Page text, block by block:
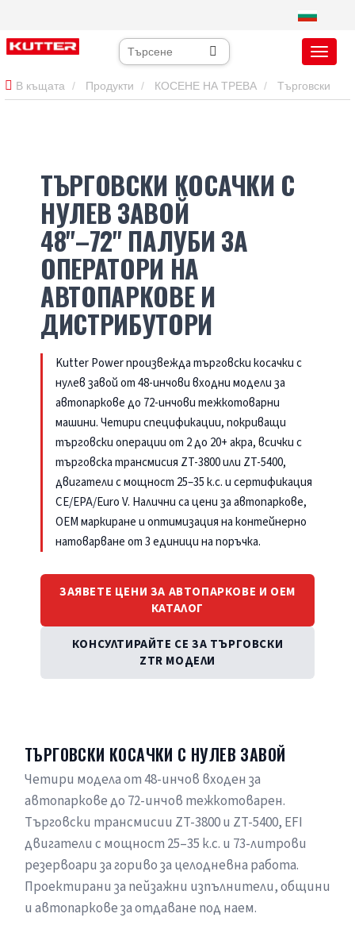
В къщата Продукти КОСЕНЕ НА ТРЕВА
ТЪРГОВСКИ КОСАЧКИ С
НУЛЕВ ЗАВОЙ
48"–72" ПАЛУБИ ЗА
ОПЕРАТОРИ НА
АВТОПАРКОВЕ И
ДИСТРИБУТОРИ
Kutter Power произвежда търговски косачки с
нулев завой от 48-инчови входни модели за
автопаркове до 72-инчови тежкотоварни
машини. Четири спецификации, покриващи
търговски операции от 2 до 20+ акра, всички с
търговска трансмисия ZT-3800 или ZT-5400,
двигатели с мощност 25–35 к.с. и сертификация
CE/EPA/Euro V. Налични са цени за автопаркове,
OEM маркиране и оптимизация на контейнерно
натоварване от 3 единици на поръчка.
ЗАЯВЕТЕ ЦЕНИ ЗА АВТОПАРКОВЕ И OEM
КАТАЛОГ
КОНСУЛТИРАЙТЕ СЕ ЗА ТЪРГОВСКИ
ZTR МОДЕЛИ
ТЪРГОВСКИ КОСАЧКИ С НУЛЕВ ЗАВОЙ
Четири модела от 48-инчов входен за
автопаркове до 72-инчов тежкотоварен.
Търговски трансмисии ZT-3800 и ZT-5400, EFI
двигатели с мощност 25–35 к.с. и 73-литрови
резервоари за гориво за целодневна работа.
Проектирани за пейзажни изпълнители, общини
и автопаркове за отдаване под наем.